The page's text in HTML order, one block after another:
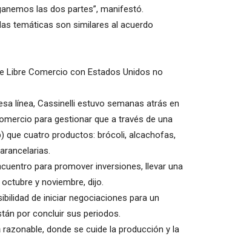
las dos partes”, manifestó.
temáticas son similares al acuerdo
Libre Comercio con Estados Unidos no
línea, Cassinelli estuvo semanas atrás en
para gestionar que a través de una
que cuatro productos: brócoli, alcachofas,
para promover inversiones, llevar una
y noviembre, dijo.
de iniciar negociaciones para un
por concluir sus periodos.
donde se cuide la producción y la